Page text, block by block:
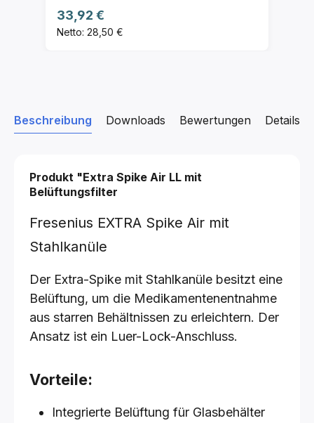
Regulärer Preis:
33,92 €
Netto: 28,50 €
Beschreibung Downloads Details
Bewertungen
Produkt "Extra Spike Air LL mit
Belüftungsfilter
Fresenius EXTRA Spike Air mit
Stahlkanüle
Der Extra-Spike mit Stahlkanüle besitzt eine
Belüftung, um die Medikamentenentnahme
aus starren Behältnissen zu erleichtern. Der
Ansatz ist ein Luer-Lock-Anschluss.
Vorteile:
Integrierte Belüftung für Glasbehälter